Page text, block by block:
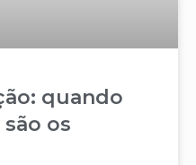
quando
os